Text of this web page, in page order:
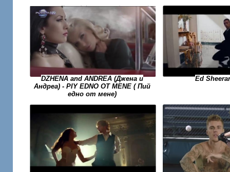
DZHENA and ANDREA (Джена и
Андреа) - PIY EDNO OT MENE ( Пий
едно от мене)
Ed